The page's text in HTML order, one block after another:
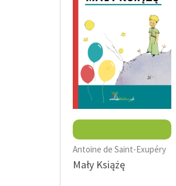
Antoine de Saint-Exupéry
Mały Książę